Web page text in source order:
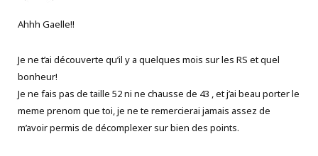
Ahhh Gaelle!!
Je ne t’ai découverte qu’il y a quelques mois sur les RS et quel
bonheur!
Je ne fais pas de taille 52 ni ne chausse de 43 , et j’ai beau porter le
meme prenom que toi, je ne te remercierai jamais assez de
m’avoir permis de décomplexer sur bien des points.